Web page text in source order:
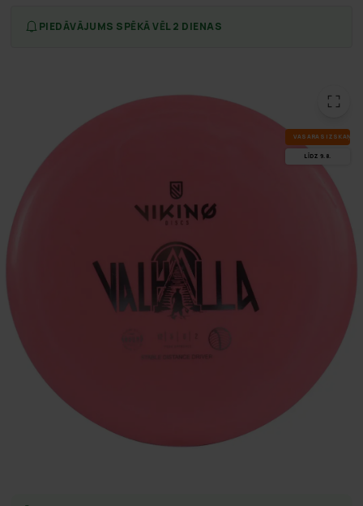
PIEDĀVĀJUMS SPĒKĀ VĒL 2 DIENAS
VA­SA­RAS IZ­SKA­ŅA
LĪDZ 9.8.